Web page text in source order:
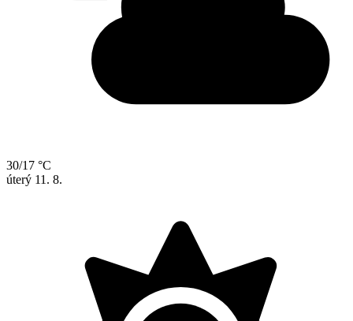
30/17 °C
úterý 11. 8.